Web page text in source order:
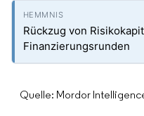
Rückzug von
Finanzierungsrunden
Quelle: Mordor